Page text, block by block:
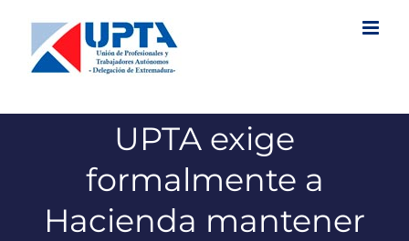
contenido
UPTA exige
formalmente a
Hacienda mantener